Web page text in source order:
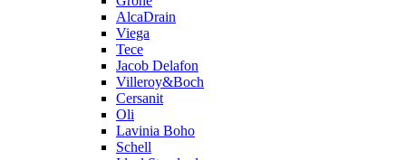
AlcaDrain
Viega
Tece
Jacob Delafon
Villeroy&Boch
Cersanit
Oli
Lavinia Boho
Schell